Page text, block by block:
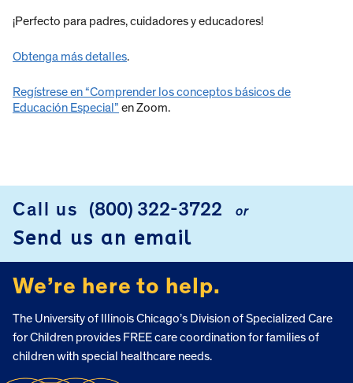
¡Perfecto para padres, cuidadores y educadores!
Obtenga más detalles.
Regístrese en “Comprender los conceptos básicos de
Educación Especial” en Zoom.
FOOTER
Call us (800) 322-3722 or
Send us an email
We’re here to help.
The University of Illinois Chicago’s Division of Specialized Care
for Children provides FREE care coordination for families of
children with special healthcare needs.